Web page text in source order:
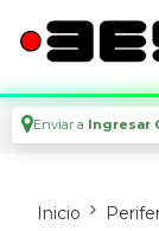
Enviar a Ingresar
Inicio